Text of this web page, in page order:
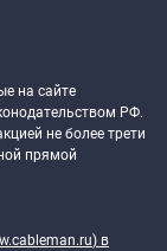
на сайте
РФ.
не более трети
прямой
) в